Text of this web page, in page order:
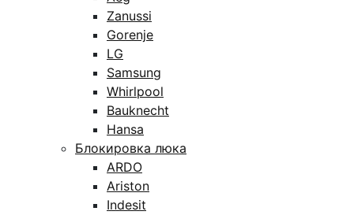
Zanussi
Gorenje
LG
Samsung
Whirlpool
Bauknecht
Hansa
Блокировка люка
ARDO
Ariston
Indesit